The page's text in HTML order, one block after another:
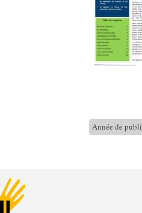
Année de